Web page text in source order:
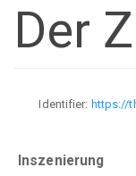
Der
Identifier: https://
Inszenierung